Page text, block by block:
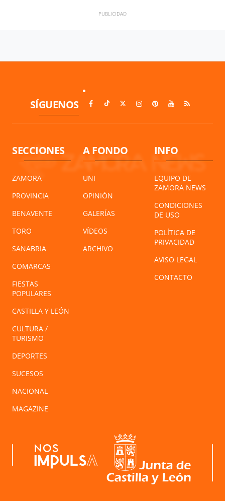
SÍGUENOS
SECCIONES
ZAMORA
PROVINCIA
BENAVENTE
TORO
SANABRIA
COMARCAS
FIESTAS
POPULARES
CASTILLA Y LEÓN
CULTURA /
TURISMO
DEPORTES
SUCESOS
NACIONAL
MAGAZINE
A FONDO
UNI
OPINIÓN
GALERÍAS
VÍDEOS
ARCHIVO
INFO
EQUIPO DE
ZAMORA NEWS
CONDICIONES
DE USO
POLÍTICA DE
PRIVACIDAD
AVISO LEGAL
CONTACTO